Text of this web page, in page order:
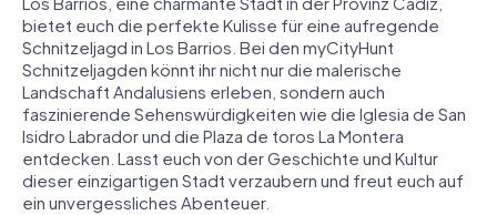
bietet euch die perfekte Kulisse für eine aufregende
Schnitzeljagd in Los Barrios. Bei den myCityHunt
Schnitzeljagden könnt ihr nicht nur die malerische
Landschaft Andalusiens erleben, sondern auch
faszinierende Sehenswürdigkeiten wie die Iglesia de San
Isidro Labrador und die Plaza de toros La Montera
entdecken. Lasst euch von der Geschichte und Kultur
dieser einzigartigen Stadt verzaubern und freut euch auf
ein unvergessliches Abenteuer.